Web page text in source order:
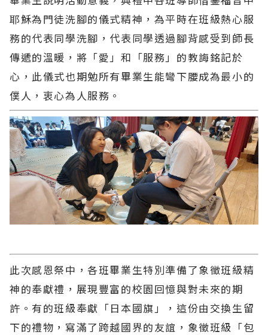
耶穌為門徒洗腳的儀式精神，為平時在班級熱心服
務的代表同學洗腳，代表同學透過腳背感受到師長
傳遞的溫暖，將「愛」和「服務」的教誨銘記於
心，此儀式也期勉所有畢業生能彎下腰成為最小的
僕人，衷心為人服務。
此次感恩祭中，各班畢業生特別準備了象徵班級精
神的奉獻禮，展現豐富的校園回憶與對未來的期
許。有的班級奉獻「日本國旗」，這份由交換生留
下的禮物，寫滿了跨越國界的友誼，象徵班級「包